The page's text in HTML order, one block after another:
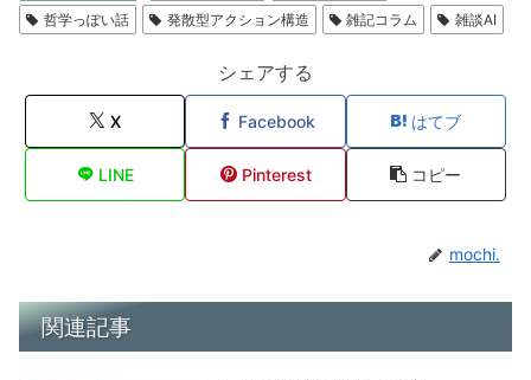
哲学っぽい話
発散型アクション構造 雑記コラム 雑談AI
シェアする
X Facebook はてブ
LINE Pinterest コピー
mochi.
関連記事